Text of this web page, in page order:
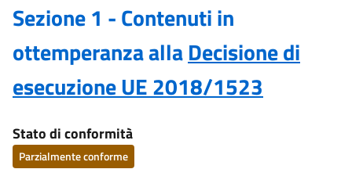
Sezione 1 - Contenuti in
ottemperanza allaDecisione di
esecuzione UE 2018/1523
Stato di conformità
Parzialmente conforme